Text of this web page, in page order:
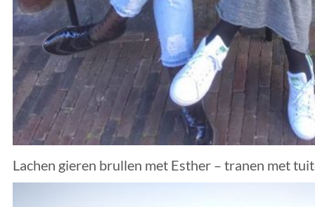
Lachen gieren brullen met Esther – tranen met